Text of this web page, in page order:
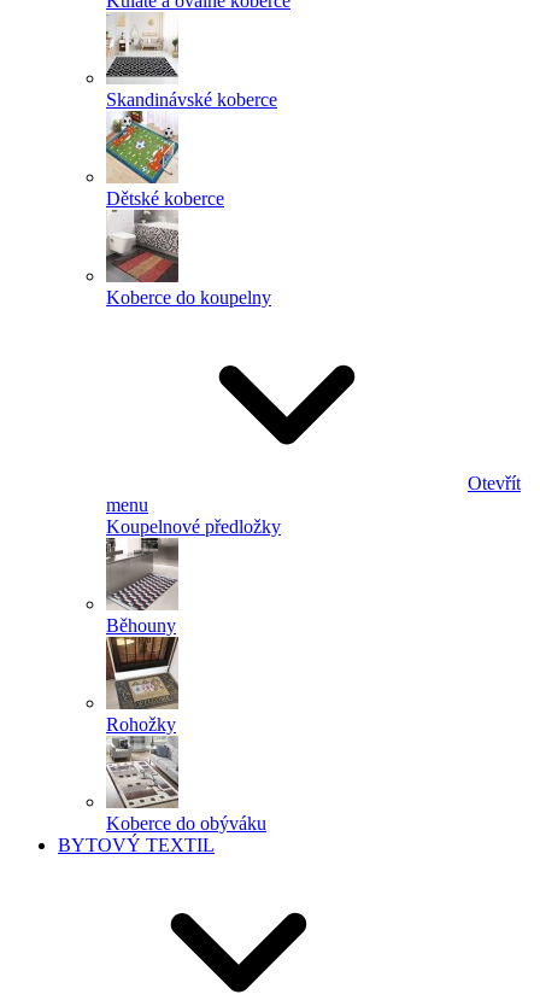
Skandinávské koberce
Dětské koberce
Koberce do koupelny
Otevřít
menu
Koupelnové předložky
Běhouny
Rohožky
Koberce do obýváku
BYTOVÝ TEXTIL